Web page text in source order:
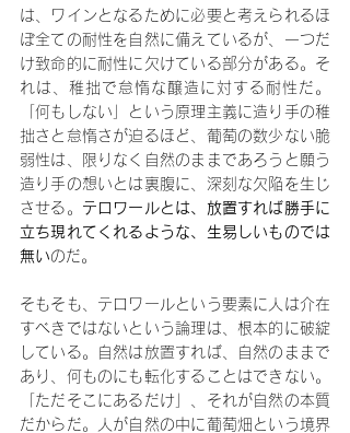
は、ワインとなるために必要と考えられるほ
ぼ全ての耐性を自然に備えているが、一つだ
け致命的に耐性に欠けている部分がある。そ
れは、稚拙で怠惰な醸造に対する耐性だ。
「何もしない」という原理主義に造り手の稚
拙さと怠惰さが迫るほど、葡萄の数少ない脆
弱性は、限りなく自然のままであろうと願う
造り手の想いとは裏腹に、深刻な欠陥を生じ
させる。 テロワールとは、放置すれば勝手に
立ち現れてくれるような、生易しいものでは
無いのだ。
そもそも、テロワールという要素に人は介在
すべきではないという論理は、根本的に破綻
している。自然は放置すれば、自然のままで
あり、何ものにも転化することはできない。
「ただそこにあるだけ」、それが自然の本質
だからだ。人が自然の中に葡萄畑という境界